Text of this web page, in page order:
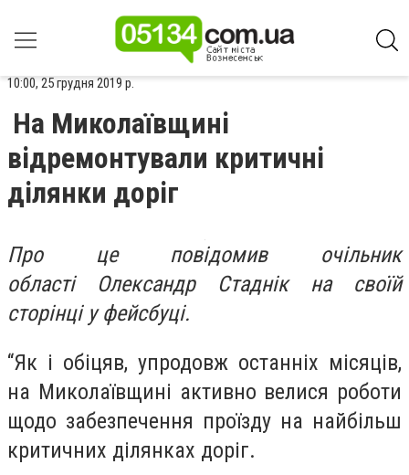
10:00, 25 грудня 2019 р.
На Миколаївщині
відремонтували критичні
ділянки доріг
Про це повідомив очільник
області Олександр Стаднік на своїй
сторінці у фейсбуці.
“Як і обіцяв, упродовж останніх місяців,
на Миколаївщині активно велися роботи
щодо забезпечення проїзду на найбільш
критичних ділянках доріг.